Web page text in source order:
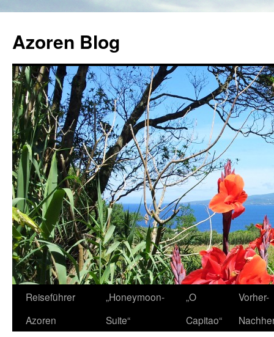
Azoren Blog
Zum
Inhalt
Reiseführer
Azoren
„Honeymoon-
Suite“
„O
Capitao“
Vorher-